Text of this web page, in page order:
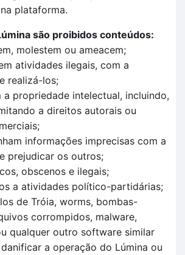
plataforma.
são proibidos conteúdos:
molestem ou ameacem;
atividades ilegais, com a
realizá-los;
a propriedade intelectual, incluindo,
a direitos autorais ou
informações imprecisas com a
prejudicar os outros;
obscenos e ilegais;
a atividades político-partidárias;
de Tróia, worms, bombas-
corrompidos, malware,
qualquer outro software similar
a operação do Lúmina ou